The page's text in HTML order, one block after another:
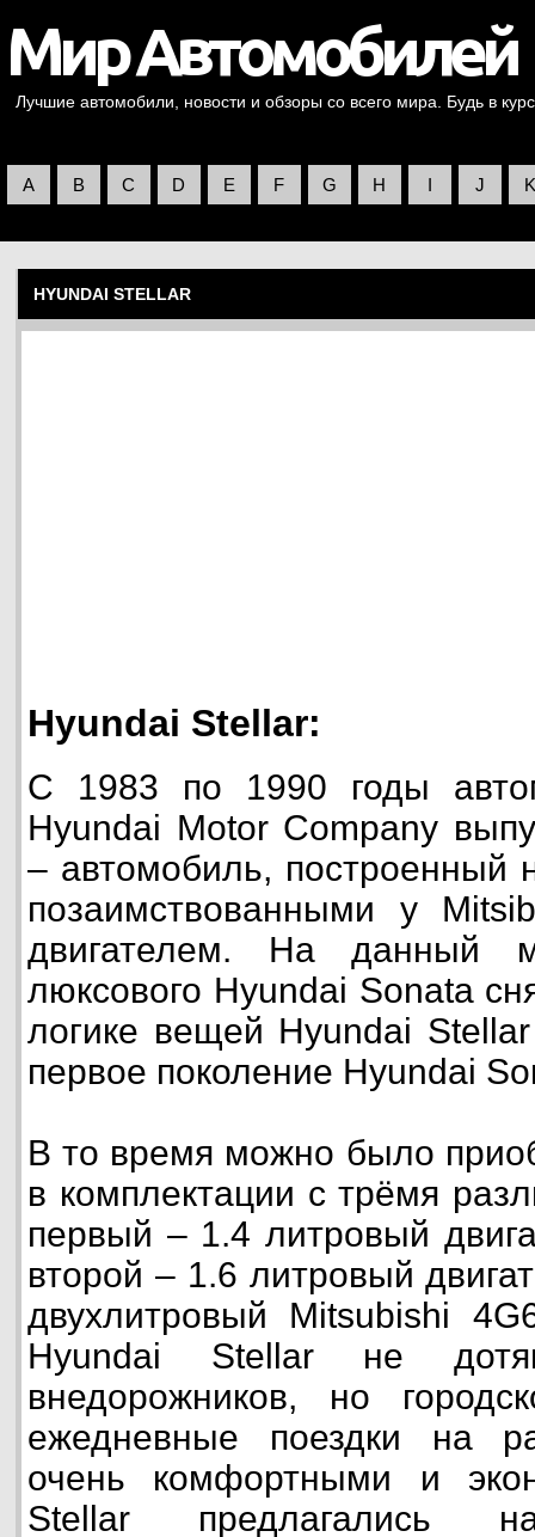
Лучшие автомобили, новости и обзоры со всего мира. Будь в
A B C D E F G H I J K
HYUNDAI STELLAR
Hyundai Stellar:
С 1983 по 1990 годы
Hyundai Motor Company
– автомобиль, построенный
позаимствованными у
двигателем. На данный
люксового Hyundai Sonata
логике вещей Hyundai
первое поколение Hyundai
В то время можно было
в комплектации с трёмя
первый – 1.4 литровый
второй – 1.6 литровый
двухлитровый Mitsubishi
Hyundai Stellar не
внедорожников, но
ежедневные поездки на
очень комфортными и
Stellar предлагались